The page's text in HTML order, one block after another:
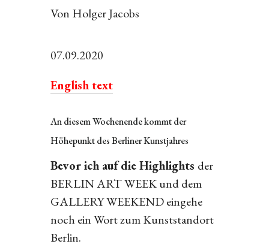
Von Holger Jacobs
07.09.2020
English text
An diesem Wochenende kommt der
Höhepunkt des Berliner Kunstjahres
Bevor ich auf die Highlights der
BERLIN ART WEEK und dem
GALLERY WEEKEND eingehe
noch ein Wort zum Kunststandort
Berlin.